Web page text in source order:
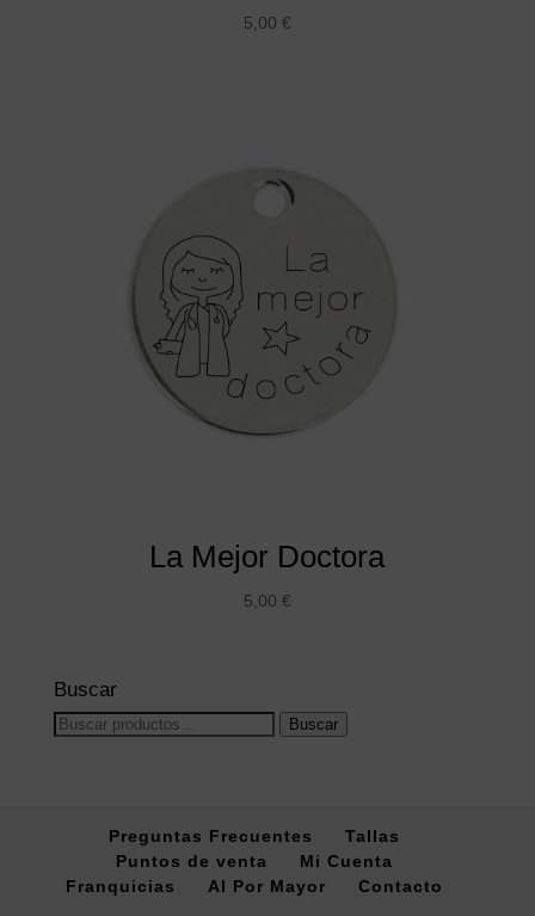
5,00 €
La Mejor Doctora
5,00 €
Buscar
Buscar
Buscar
Preguntas Frecuentes
Tallas
Puntos de venta
Mi Cuenta
Franquicias
Al Por Mayor Contacto